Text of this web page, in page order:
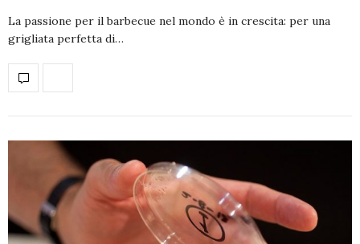
La passione per il barbecue nel mondo è in crescita: per una
grigliata perfetta di…